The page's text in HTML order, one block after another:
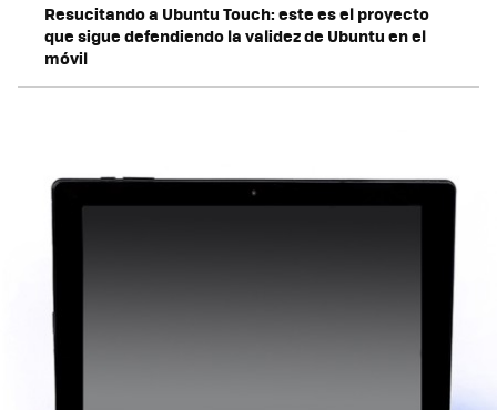
Resucitando a Ubuntu Touch: este es el proyecto
que sigue defendiendo la validez de Ubuntu en el
móvil